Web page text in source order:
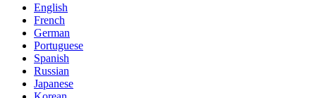
English
French
German
Portuguese
Spanish
Russian
Japanese